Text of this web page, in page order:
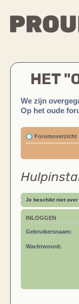
HET
We zijn
Op het oude
Forumoverzicht
Je beschikt niet
INLOGGEN
Gebruikersnaam:
Wachtwoord: